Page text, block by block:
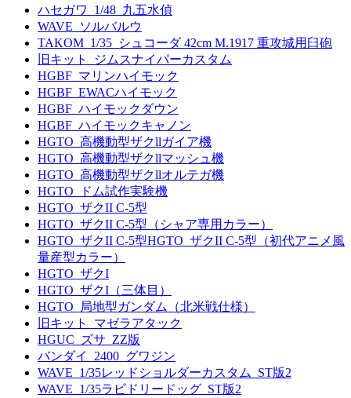
ハセガワ_1/48_九五水偵
WAVE_ソルバルウ
TAKOM_1/35_シュコーダ 42cm M.1917 重攻城用臼砲
旧キット_ジムスナイパーカスタム
HGBF_マリンハイモック
HGBF_EWACハイモック
HGBF_ハイモックダウン
HGBF_ハイモックキャノン
HGTO_高機動型ザクllガイア機
HGTO_高機動型ザクllマッシュ機
HGTO_高機動型ザクllオルテガ機
HGTO_ドム試作実験機
HGTO_ザクII C-5型
HGTO_ザクII C-5型（シャア専用カラー）
HGTO_ザクII C-5型HGTO_ザクII C-5型（初代アニメ風
量産型カラー）
HGTO_ザクI
HGTO_ザクI（三体目）
HGTO_局地型ガンダム（北米戦仕様）
旧キット_マゼラアタック
HGUC_ズサ_ZZ版
バンダイ_2400_グワジン
WAVE_1/35レッドショルダーカスタム_ST版2
WAVE_1/35ラビドリードッグ_ST版2